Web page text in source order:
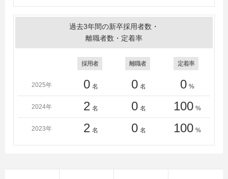
過去3年間の新卒採用者数・
離職者数・定着率
採用者 離職者 定着率
2025年 0 名 0 名 0 %
2024年 2 名 0 名 100 %
2023年 2 名 0 名 100 %